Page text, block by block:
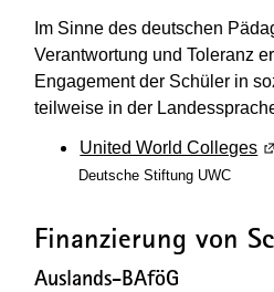
Im Sinne des deutschen
Verantwortung und Toleranz
Engagement der Schüler in
teilweise in der
United World Colleges
Deutsche Stiftung UWC
Finanzierung von
Auslands-BAföG